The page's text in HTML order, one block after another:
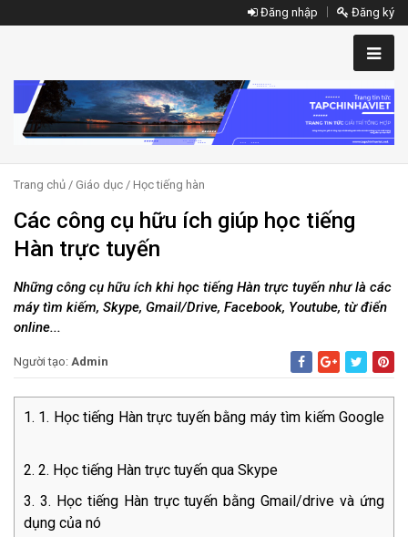
Đăng nhập Đăng ký
Trang chủ / Giáo dục / Học tiếng hàn
Các công cụ hữu ích giúp học tiếng
Hàn trực tuyến
Những công cụ hữu ích khi học tiếng Hàn trực tuyến như là các
máy tìm kiếm, Skype, Gmail/Drive, Facebook, Youtube, từ điển
online...
Người tạo: Admin
1. Học tiếng Hàn trực tuyến bằng máy tìm kiếm Google
2. Học tiếng Hàn trực tuyến qua Skype
3. Học tiếng Hàn trực tuyến bằng Gmail/drive và ứng
dụng của nó